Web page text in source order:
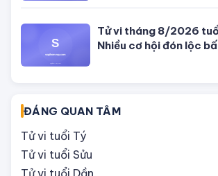
lịch: Nóng nảy, dễ
ĐÁNG QUAN TÂM
Tử vi tuổi Tý